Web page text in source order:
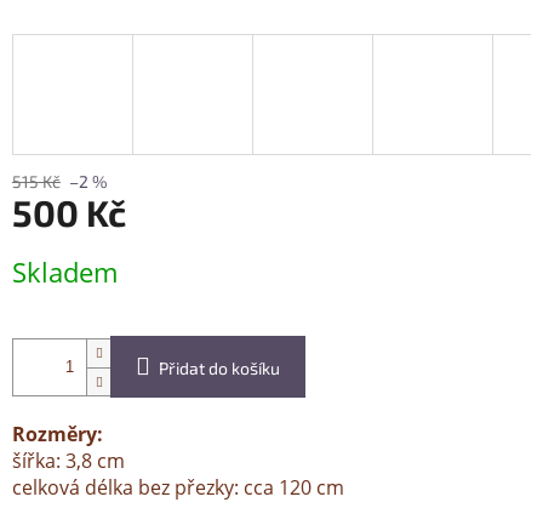
515 Kč –2 %
500 Kč
cena:
Skladem
Přidat do košíku
Rozměry:
šířka: 3,8 cm
celková délka bez přezky: cca 120 cm